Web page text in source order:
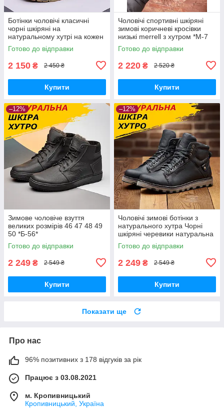
Ботінки чоловічі класичні
чорні шкіряні на
натуральному хутрі на кожен
день
Готово до відправки
2 150 ₴ 2 450 ₴
Купити
Чоловічі спортивні шкіряні
зимові коричневі кросівки
низькі merrell з хутром *М-7
кор.бот*
Готово до відправки
2 220 ₴ 2 520 ₴
Купити
–12%
Зимове чоловіче взуття
великих розмірів 46 47 48 49
50 *Б-56*
Готово до відправки
2 249 ₴ 2 549 ₴
Купити
–12%
Чоловічі зимові ботінки з
натурального хутра Чорні
шкіряні черевики натуральна
шкіра *114 чр*
Готово до відправки
2 249 ₴ 2 549 ₴
Купити
Показати ще
Про нас
96% позитивних з 178 відгуків за рік
Працює з 03.08.2021
м. Кропивницький
Кропивницький, Україна